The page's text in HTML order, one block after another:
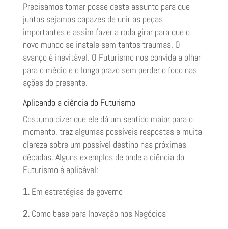
Precisamos tomar posse deste assunto para que
juntos sejamos capazes de unir as peças
importantes e assim fazer a roda girar para que o
novo mundo se instale sem tantos traumas. O
avanço é inevitável. O Futurismo nos convida a olhar
para o médio e o longo prazo sem perder o foco nas
ações do presente.
Aplicando a ciência do Futurismo
Costumo dizer que ele dá um sentido maior para o
momento, traz algumas possíveis respostas e muita
clareza sobre um possível destino nas próximas
décadas. Alguns exemplos de onde a ciência do
Futurismo é aplicável:
1.Em estratégias de governo
2.Como base para Inovação nos Negócios